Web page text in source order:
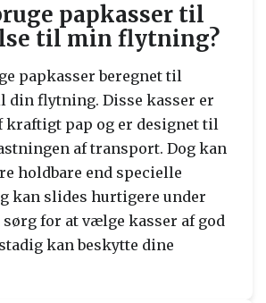
papkasser til
til min flytning?
papkasser beregnet til
din flytning. Disse kasser er
kraftigt pap og er designet til
af transport. Dog kan
holdbare end specielle
kan slides hurtigere under
for at vælge kasser af god
kan beskytte dine